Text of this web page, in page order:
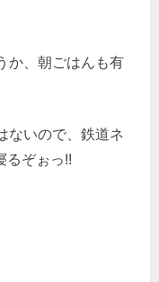
か、朝ごはんも有
ないので、鉄道ネ
るぞぉっ!!